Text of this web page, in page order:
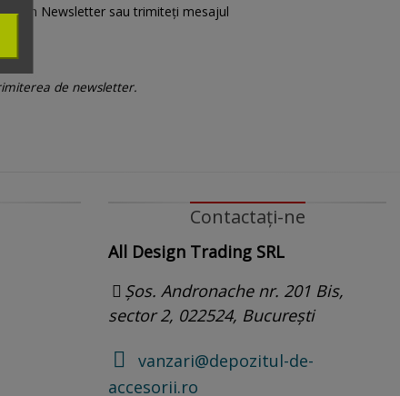
din Newsletter sau trimiteți mesajul
de newsletter.
Contactați-ne
All Design Trading SRL
Șos. Andronache nr. 201 Bis,
sector 2, 022524, București
vanzari@depozitul-de-
accesorii.ro